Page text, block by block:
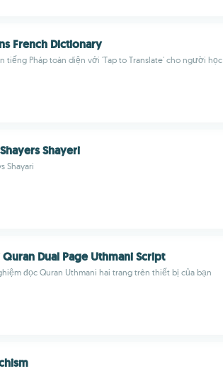
French Dictionary
tiếng Pháp toàn diện với 'Tap to Translate' cho người học
Shayeri
Shayari
Dual Page Uthmani Script
đọc Quran Uthmani hai trang trên thiết bị của bạn